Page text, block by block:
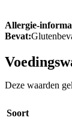
Allergie-
Bevat:
Deze waarden
Soort